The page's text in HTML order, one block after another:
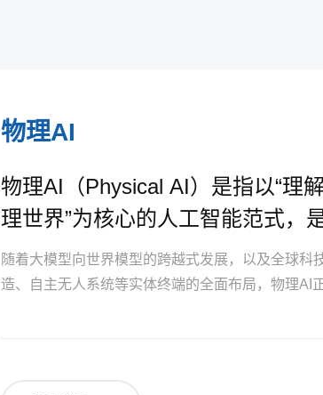
物理AI
物理AI（Physical AI）是指以“理
理世界”为核心的人工智能范式，
“虚拟思考”向“物理行动”跃迁的下
随着大模型向世界模型的跨越式发展，以及全球科
造、自主无人系统等实体终端的全面布局，物理AI